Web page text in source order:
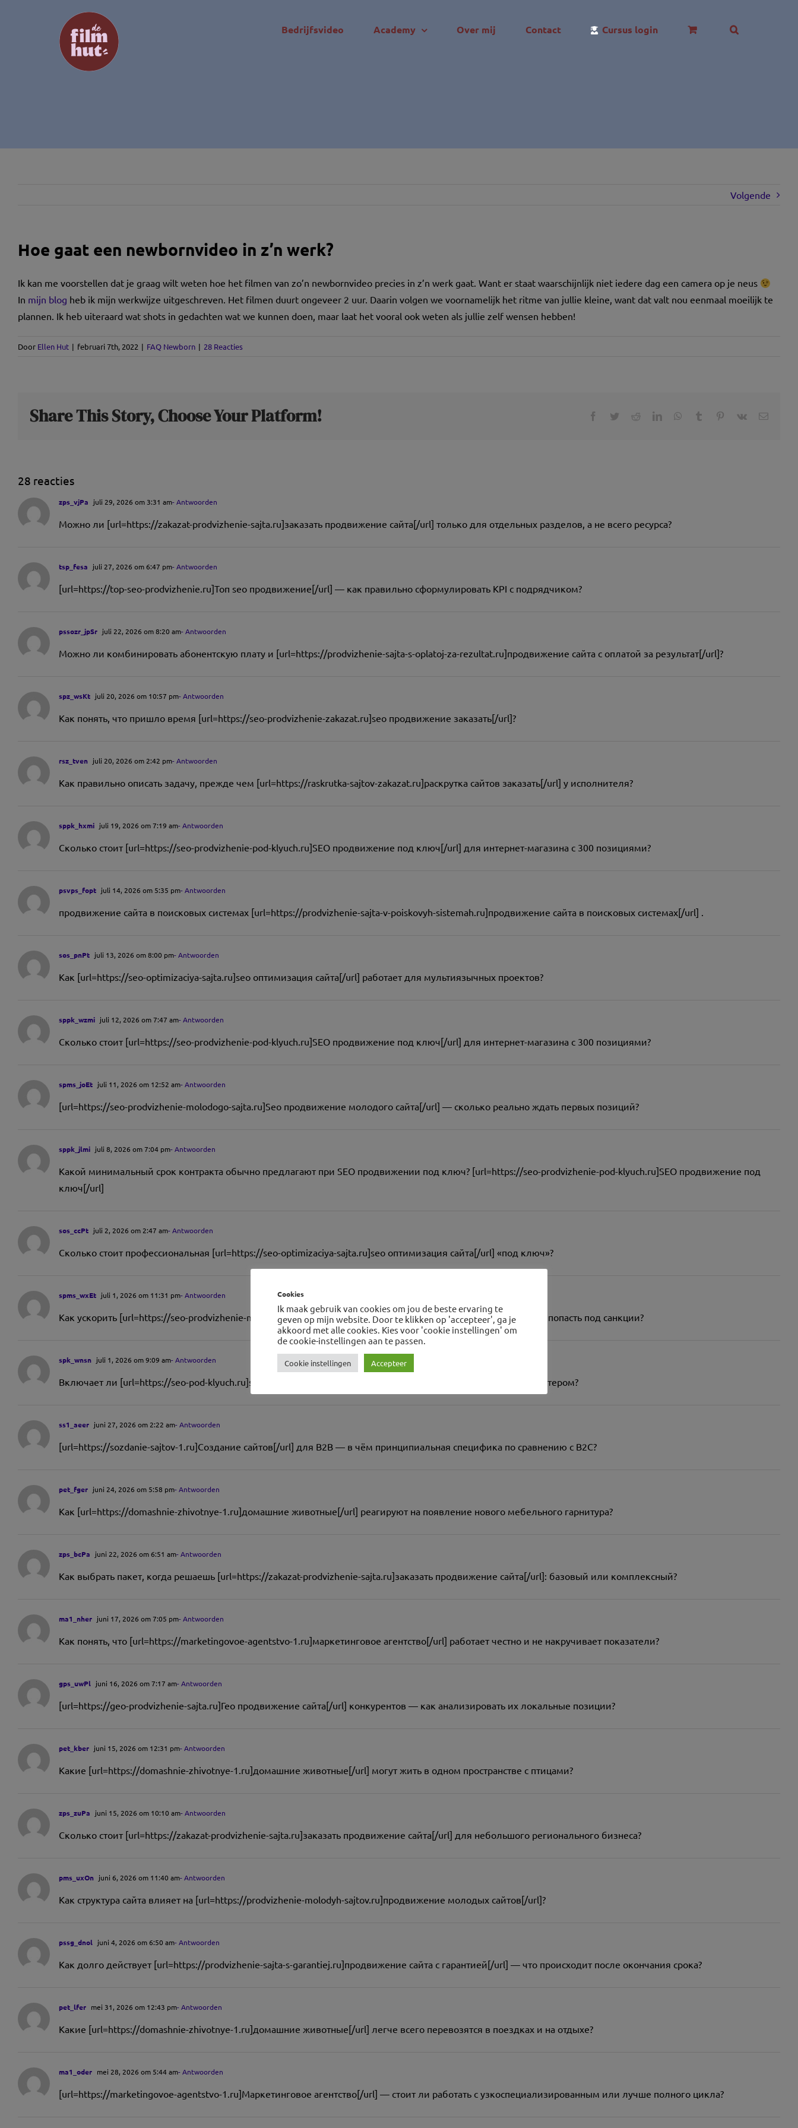
Bedrijfsvideo Academy Over mij Contact Cursus login
Volgende
Hoe gaat een newbornvideo in z’n werk?
Ik kan me voorstellen dat je graag wilt weten hoe het filmen van zo’n newbornvideo precies in z’n werk gaat. Want er staat waarschijnlijk niet iedere dag een camera op je neus
In mijn blog heb ik mijn werkwijze uitgeschreven. Het filmen duurt ongeveer 2 uur. Daarin volgen we voornamelijk het ritme van jullie kleine, want dat valt nou eenmaal moeilijk te
plannen. Ik heb uiteraard wat shots in gedachten wat we kunnen doen, maar laat het vooral ook weten als jullie zelf wensen hebben!
Door Ellen Hut | februari 7th, 2022 | FAQ Newborn | 28 Reacties
Share This Story, Choose Your Platform! Facebook
TwitterRedditLinkedInWhatsApp
Tumblr Pinterest
Vk
E-
28 reacties
zps_vjPa juli 29, 2026 om 3:31 am- Antwoorden
Можно ли [url=https://zakazat-prodvizhenie-sajta.ru]заказать продвижение сайта[/url] только для отдельных разделов, а не всего ресурса?
tsp_fesa juli 27, 2026 om 6:47 pm- Antwoorden
[url=https://top-seo-prodvizhenie.ru]Топ seo продвижение[/url] — как правильно сформулировать KPI с подрядчиком?
pssozr_jpSr juli 22, 2026 om 8:20 am- Antwoorden
Можно ли комбинировать абонентскую плату и [url=https://prodvizhenie-sajta-s-oplatoj-za-rezultat.ru]продвижение сайта с оплатой за результат[/url]?
spz_wsKt juli 20, 2026 om 10:57 pm- Antwoorden
Как понять, что пришло время [url=https://seo-prodvizhenie-zakazat.ru]seo продвижение заказать[/url]?
rsz_tven juli 20, 2026 om 2:42 pm- Antwoorden
Как правильно описать задачу, прежде чем [url=https://raskrutka-sajtov-zakazat.ru]раскрутка сайтов заказать[/url] у исполнителя?
sppk_hxmi juli 19, 2026 om 7:19 am- Antwoorden
Сколько стоит [url=https://seo-prodvizhenie-pod-klyuch.ru]SEO продвижение под ключ[/url] для интернет-магазина с 300 позициями?
psvps_fopt juli 14, 2026 om 5:35 pm- Antwoorden
продвижение сайта в поисковых системах [url=https://prodvizhenie-sajta-v-poiskovyh-sistemah.ru]продвижение сайта в поисковых системах[/url] .
sos_pnPt juli 13, 2026 om 8:00 pm- Antwoorden
Как [url=https://seo-optimizaciya-sajta.ru]seo оптимизация сайта[/url] работает для мультиязычных проектов?
sppk_wzmi juli 12, 2026 om 7:47 am- Antwoorden
Сколько стоит [url=https://seo-prodvizhenie-pod-klyuch.ru]SEO продвижение под ключ[/url] для интернет-магазина с 300 позициями?
spms_joEt juli 11, 2026 om 12:52 am- Antwoorden
[url=https://seo-prodvizhenie-molodogo-sajta.ru]Seo продвижение молодого сайта[/url] — сколько реально ждать первых позиций?
sppk_jlmi juli 8, 2026 om 7:04 pm- Antwoorden
Какой минимальный срок контракта обычно предлагают при SEO продвижении под ключ? [url=https://seo-prodvizhenie-pod-klyuch.ru]SEO продвижение под
ключ[/url]
sos_ccPt juli 2, 2026 om 2:47 am- Antwoorden
Сколько стоит профессиональная [url=https://seo-optimizaciya-sajta.ru]seo оптимизация сайта[/url] «под ключ»?
spms_wxEt juli 1, 2026 om 11:31 pm- Antwoorden
Как ускорить [url=https://seo-prodvizhenie-molodogo-sajta.ru]seo продвижение молодого сайта[/url] без риска попасть под санкции?
spk_wnsn juli 1, 2026 om 9:09 am- Antwoorden
Включает ли [url=https://seo-pod-klyuch.ru]seo под ключ[/url] работу с Google Search Console и Яндекс.Вебмастером?
ss1_aeer juni 27, 2026 om 2:22 am- Antwoorden
[url=https://sozdanie-sajtov-1.ru]Создание сайтов[/url] для B2B — в чём принципиальная специфика по сравнению с B2C?
pet_fger juni 24, 2026 om 5:58 pm- Antwoorden
Как [url=https://domashnie-zhivotnye-1.ru]домашние животные[/url] реагируют на появление нового мебельного гарнитура?
zps_bcPa juni 22, 2026 om 6:51 am- Antwoorden
Как выбрать пакет, когда решаешь [url=https://zakazat-prodvizhenie-sajta.ru]заказать продвижение сайта[/url]: базовый или комплексный?
ma1_nher juni 17, 2026 om 7:05 pm- Antwoorden
Как понять, что [url=https://marketingovoe-agentstvo-1.ru]маркетинговое агентство[/url] работает честно и не накручивает показатели?
gps_uwPl juni 16, 2026 om 7:17 am- Antwoorden
[url=https://geo-prodvizhenie-sajta.ru]Гео продвижение сайта[/url] конкурентов — как анализировать их локальные позиции?
pet_kber juni 15, 2026 om 12:31 pm- Antwoorden
Какие [url=https://domashnie-zhivotnye-1.ru]домашние животные[/url] могут жить в одном пространстве с птицами?
zps_zuPa juni 15, 2026 om 10:10 am- Antwoorden
Сколько стоит [url=https://zakazat-prodvizhenie-sajta.ru]заказать продвижение сайта[/url] для небольшого регионального бизнеса?
pms_uxOn juni 6, 2026 om 11:40 am- Antwoorden
Как структура сайта влияет на [url=https://prodvizhenie-molodyh-sajtov.ru]продвижение молодых сайтов[/url]?
pssg_dnol juni 4, 2026 om 6:50 am- Antwoorden
Как долго действует [url=https://prodvizhenie-sajta-s-garantiej.ru]продвижение сайта с гарантией[/url] — что происходит после окончания срока?
pet_lfer mei 31, 2026 om 12:43 pm- Antwoorden
Какие [url=https://domashnie-zhivotnye-1.ru]домашние животные[/url] легче всего перевозятся в поездках и на отдыхе?
ma1_oder mei 28, 2026 om 5:44 am- Antwoorden
[url=https://marketingovoe-agentstvo-1.ru]Маркетинговое агентство[/url] — стоит ли работать с узкоспециализированным или лучше полного цикла?
Cookies
Ik maak gebruik van cookies om jou de beste ervaring te
geven op mijn website. Door te klikken op 'accepteer', ga je
akkoord met alle cookies. Kies voor 'cookie instellingen' om
de cookie-instellingen aan te passen.
Cookie instellingen Accepteer